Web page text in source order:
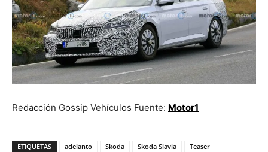
Redacción Gossip Vehículos Fuente: Motor1
ETIQUETAS adelanto Skoda Skoda Slavia Teaser